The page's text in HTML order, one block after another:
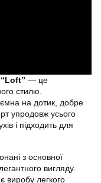
— це
стилю.
на дотик, добре
упродовж усього
і підходить для
з основної
вигляду.
виробу легкого